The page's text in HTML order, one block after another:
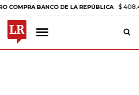
LA REPÚBLICA $ 408.498,97 +$ 8.753,81